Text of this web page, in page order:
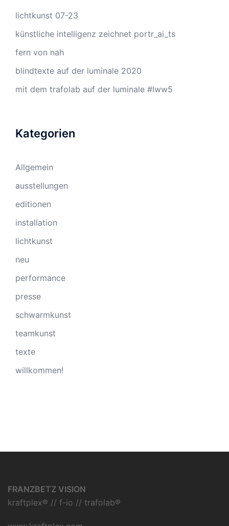
lichtkunst 07-23
künstliche intelligenz zeichnet portr_ai_ts
fern von nah
blindtexte auf der luminale 2020
mit dem trafolab auf der luminale #lww5
Kategorien
Allgemein
ausstellungen
editionen
installation
lichtkunst
neu
performance
presse
schwarmkunst
teamkunst
texte
willkommen!
FRANZBETZ VISION
kraftplex® // f-io // trafolab®